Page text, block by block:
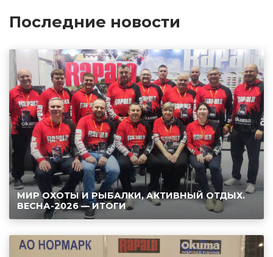
Последние новости
МИР ОХОТЫ И РЫБАЛКИ, АКТИВНЫЙ ОТДЫХ.
ВЕСНА-2026 — ИТОГИ